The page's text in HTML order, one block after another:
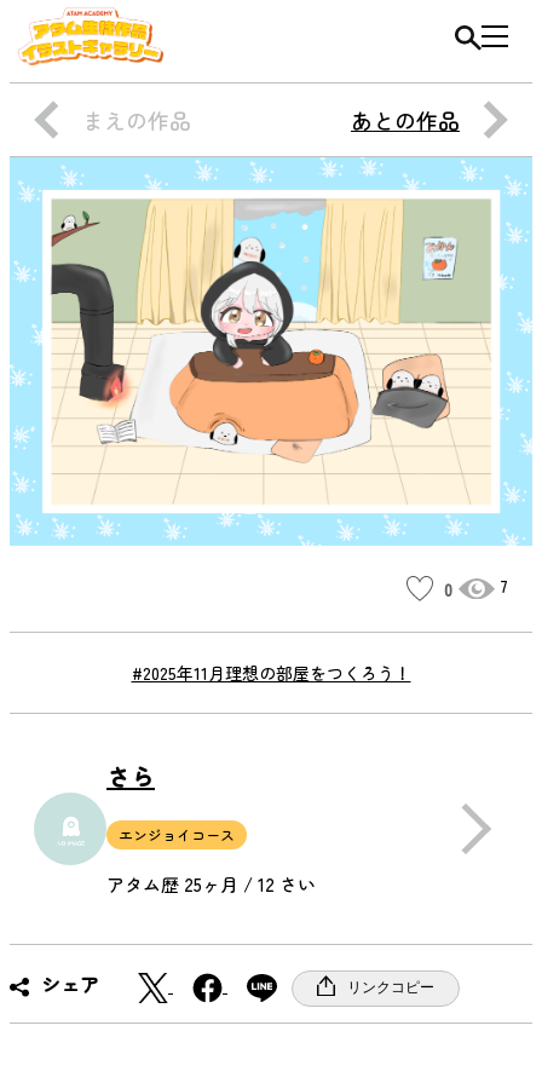
まえの作品 あとの作品
#2025年11月理想の部屋をつくろう！
0 7
さら
エンジョイコース
アタム歴 25ヶ月 / 12 さい
シェア
a
c
リンクコピー